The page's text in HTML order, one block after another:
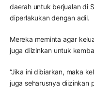
daerah untuk berjualan di
diperlakukan dengan adil.
Mereka meminta agar
juga diizinkan untuk
“Jika ini dibiarkan, maka
juga seharusnya diizinkan